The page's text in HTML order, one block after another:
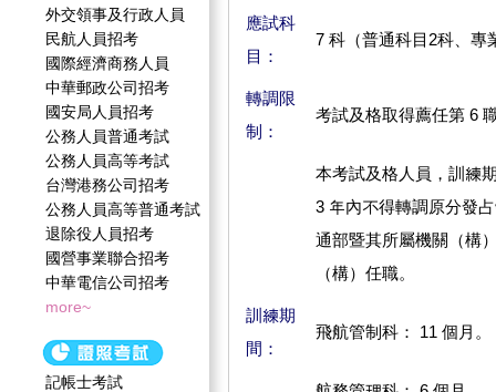
外交領事及行政人員
民航人員招考
國際經濟商務人員
中華郵政公司招考
國安局人員招考
公務人員普通考試
公務人員高等考試
台灣港務公司招考
公務人員高等普通考試
退除役人員招考
國營事業聯合招考
中華電信公司招考
more~
記帳士考試
應試科
目：
7 科（普通科目2科、專
轉調限
制：
考試及格取得薦任第 6
本考試及格人員，訓練
3 年內不得轉調原分發
通部暨其所屬機關（構
（構）任職。
訓練期
間：
飛航管制科： 11 個月。